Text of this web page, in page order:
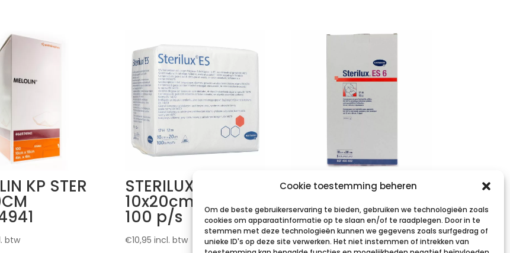
Cookie toestemming beheren
Om de beste gebruikerservaring te bieden, gebruiken we technologieën zoals
cookies om apparaatinformatie op te slaan en/of te raadplegen. Door in te
stemmen met deze technologieën kunnen we gegevens zoals surfgedrag of
unieke ID's op deze site verwerken. Het niet instemmen of intrekken van
KP STER
btw
STERILUX ES
10x20cm 12l.nst.
100 p/s
€10,95 incl. btw
STERILUX ES6-
10x20cm 12pl.st.
5×1 p/s
€1,12 incl. btw